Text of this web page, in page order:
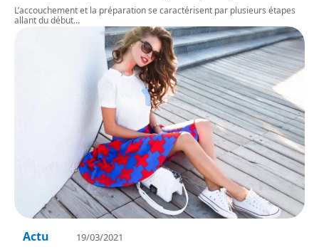
L’accouchement et la préparation se caractérisent par plusieurs étapes
allant du début…
Actu 19/03/2021